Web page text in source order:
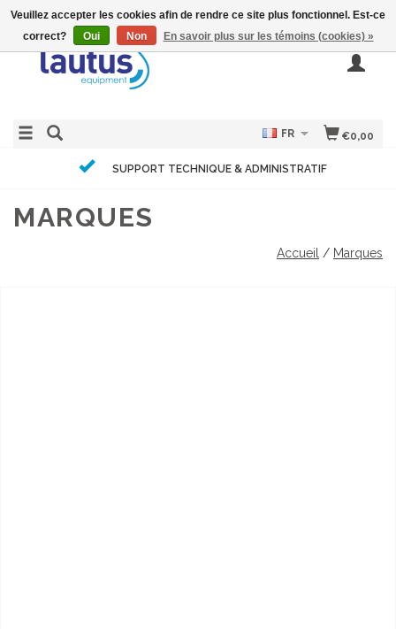
€0,00
FR
SUPPORT TECHNIQUE & ADMINISTRATIF
MARQUES
Accueil / Marques
Veuillez accepter les cookies afin de rendre ce site plus fonctionnel. Est-ce
correct?
Oui Non En savoir plus sur les témoins (cookies) »